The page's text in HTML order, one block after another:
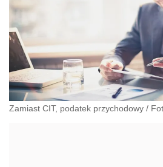
Zamiast CIT, podatek przychodowy /